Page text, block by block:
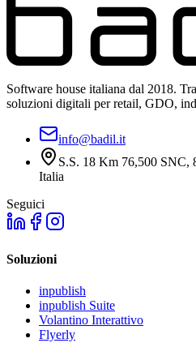
Software house italiana dal 2018.
soluzioni digitali per retail, GDO,
info@badil.it
S.S. 18 Km 76,500
Italia
Seguici
Soluzioni
inpublish
inpublish Suite
Volantino Interattivo
Flyerly